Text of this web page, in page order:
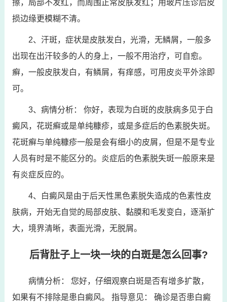
擦，局部不发红，而周围正常皮肤发红；用玻片压诊后皮
损边缘更模糊不清。
2、汗斑，症状是皮肤发白，光滑，无鳞屑，一般多
出现在出汗较多的人的身上，一般不用治疗，可自愈。
癣，一般皮肤发白，有鳞屑，有痒感，可用皮炎平外涂即
可。
3、病情分析： 你好，表现为白斑的皮肤病多见于白
癜风，花斑癣或是单纯糠疹，或是多症后的色素脱失斑。
花斑癣与单纯糠疹一般是会有细小的皮屑，但是不是专业
人员有时是不能区分的。炎症后的色素脱失斑一般原来是
有炎症反应的。
4、白癜风是由于后天性黑色素脱失造成的色素性皮
肤病，开始无自觉的局部皮肤、黏膜和毛发变白，逐渐扩
大，境界清晰，表面光滑，无脱屑。
后背肚子上一块一块的白斑是怎么回事?
病情分析： 您好，仔细观察白斑是否有增多扩散，
如果有不排除是患白癜风。 指导意见： 确诊是否患白癜